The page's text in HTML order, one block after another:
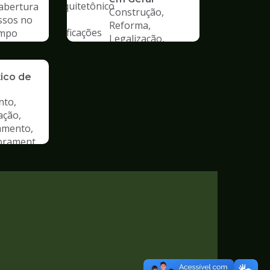
no
Construção,
Reforma,
Legalização,
de